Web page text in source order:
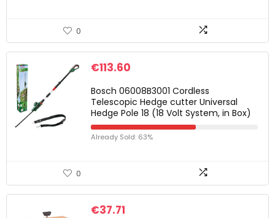
0
€113.60
Bosch 06008B3001 Cordless
Telescopic Hedge cutter Universal
Hedge Pole 18 (18 Volt System, in Box)
Already Sold: 63%
0
€37.71